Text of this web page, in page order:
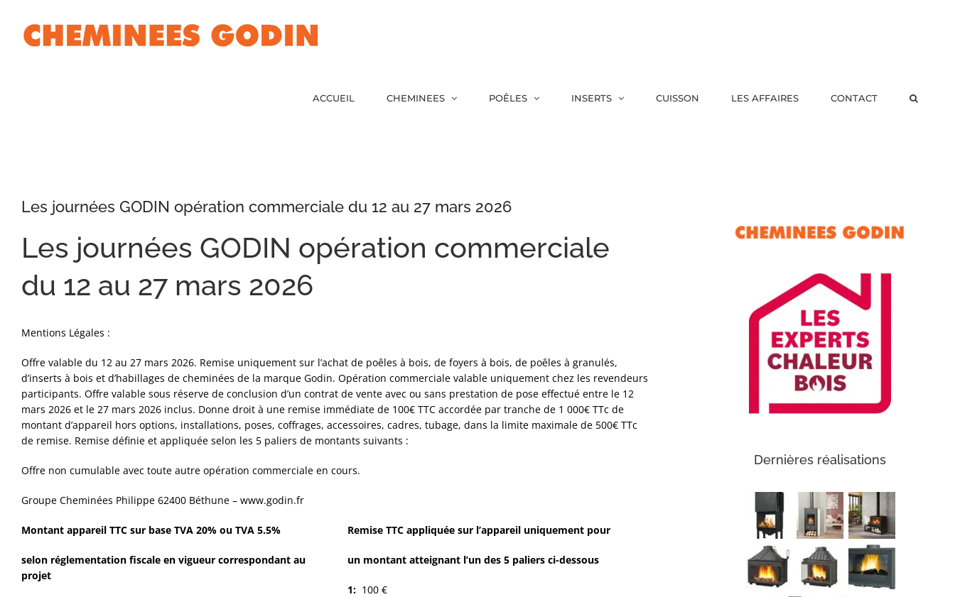
contenu
ACCUEIL CHEMINEES POÊLES INSERTS CUISSON LES AFFAIRES CONTACT
Les journées GODIN opération commerciale du 12 au 27 mars 2026
Les journées GODIN opération commerciale
du 12 au 27 mars 2026
Mentions Légales :
Offre valable du 12 au 27 mars 2026. Remise uniquement sur l’achat de poêles à bois, de foyers à bois, de poêles à granulés,
d’inserts à bois et d’habillages de cheminées de la marque Godin. Opération commerciale valable uniquement chez les revendeurs
participants. Offre valable sous réserve de conclusion d’un contrat de vente avec ou sans prestation de pose effectué entre le 12
mars 2026 et le 27 mars 2026 inclus. Donne droit à une remise immédiate de 100€ TTC accordée par tranche de 1 000€ TTc de
montant d’appareil hors options, installations, poses, coffrages, accessoires, cadres, tubage, dans la limite maximale de 500€ TTc
de remise. Remise définie et appliquée selon les 5 paliers de montants suivants :
Offre non cumulable avec toute autre opération commerciale en cours.
Groupe Cheminées Philippe 62400 Béthune – www.godin.fr
Montant appareil TTC sur base TVA 20% ou TVA 5.5%
selon réglementation fiscale en vigueur correspondant au
projet
Remise TTC appliquée sur l’appareil uniquement pour
un montant atteignant l’un des 5 paliers ci-dessous
1: 100 €
Dernières réalisations